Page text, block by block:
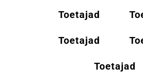
Toetajad
Toetajad
Toetajad